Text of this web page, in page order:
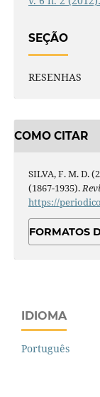
SEÇÃO
RESENHAS
COMO CITAR
SILVA, F. M. D.
(1867-1935).
https://
FORMATOS
IDIOMA
Português